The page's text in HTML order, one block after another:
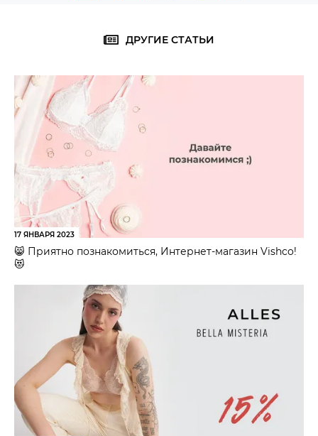
ДРУГИЕ СТАТЬИ
17 ЯНВАРЯ 2023
😸 Приятно познакомиться, Интернет-магазин Vishco!
😻